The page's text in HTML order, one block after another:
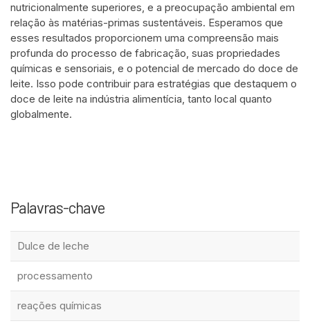
nutricionalmente superiores, e a preocupação ambiental em
relação às matérias-primas sustentáveis. Esperamos que
esses resultados proporcionem uma compreensão mais
profunda do processo de fabricação, suas propriedades
químicas e sensoriais, e o potencial de mercado do doce de
leite. Isso pode contribuir para estratégias que destaquem o
doce de leite na indústria alimentícia, tanto local quanto
globalmente.
Palavras-chave
Dulce de leche
processamento
reações químicas